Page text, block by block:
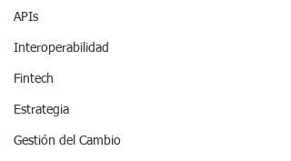
APIs
Interoperabilidad
Fintech
Estrategia
Gestión del Cambio